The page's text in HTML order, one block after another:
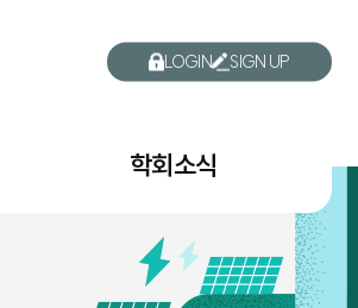
LOGIN SIGN UP
학회소식